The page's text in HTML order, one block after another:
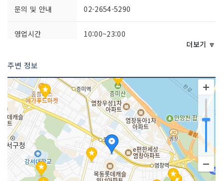
문의 및 안내 02-2654-5290
영업시간 10:00~23:00
화장실 설명 없음
판매 품목 향수/화장품
매장안내 환급서비스 제공방식 : 사후
더보기 🔽
주변 정보